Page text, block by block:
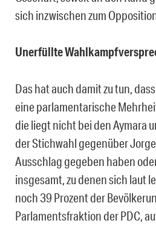
sich inzwischen zum
Unerfüllte
Das hat auch damit zu tun,
eine parlamentarische
die liegt nicht bei den Aymara
der Stichwahl gegenüber
Ausschlag gegeben haben
insgesamt, zu denen sich laut
noch 39 Prozent der
Parlamentsfraktion der PDC,